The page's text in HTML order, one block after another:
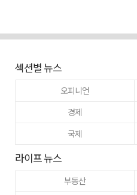
섹션별 뉴스
오피니언
경제
국제
라이프 뉴스
부동산